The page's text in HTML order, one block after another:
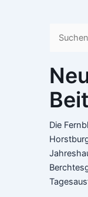
nach:
Die